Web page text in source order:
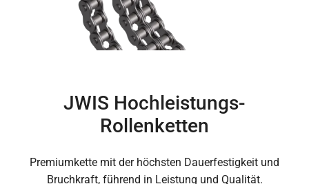
JWIS Hochleistungs-
Rollenketten
Premiumkette mit der höchsten Dauerfestigkeit und
Bruchkraft, führend in Leistung und Qualität.